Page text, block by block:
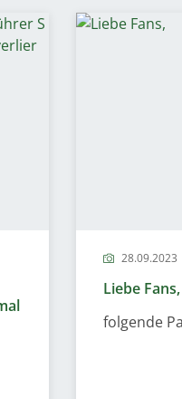
Liebe Fans,
folgende